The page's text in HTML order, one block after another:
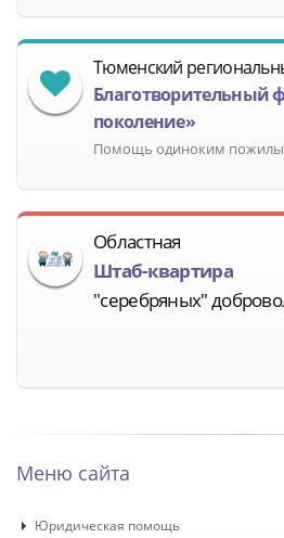
Тюменский
Благотворительный
поколение»
Помощь одиноким
Областная
Штаб-квартира
"серебряных"
Меню сайта
Юридическая помощь